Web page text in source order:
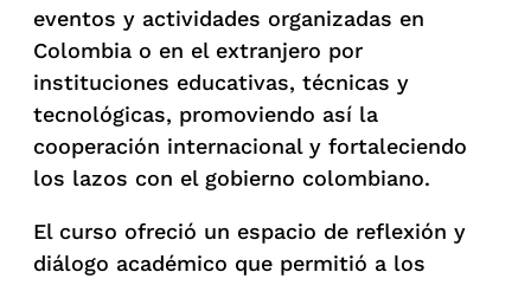
eventos y actividades organizadas en
Colombia o en el extranjero por
instituciones educativas, técnicas y
tecnológicas, promoviendo así la
cooperación internacional y fortaleciendo
los lazos con el gobierno colombiano.
El curso ofreció un espacio de reflexión y
diálogo académico que permitió a los